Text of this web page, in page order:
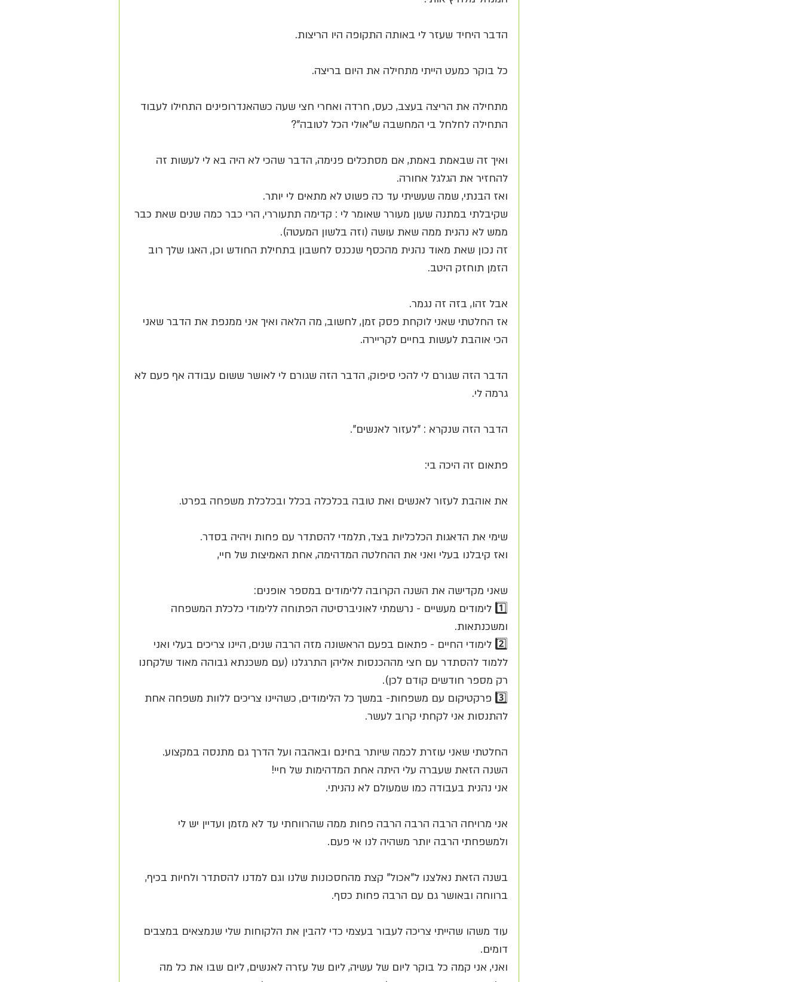
הדבר היחיד שעזר לי באותה התקופה היו הריצות.
כל בוקר כמעט הייתי מתחילה את היום בריצה.
מתחילה את הריצה בעצב, כעס, חרדה ואחרי חצי שעה כשהאנדרופינים התחילו לעבוד
התחילה לחלחל בי המחשבה ש"אולי הכל לטובה"?
ואיך זה שבאמת באמת, אם מסתכלים פנימה, הדבר שהכי לא היה בא לי לעשות זה
להחזיר את הגלגל אחורה.
ואז הבנתי, שמה שעשיתי עד כה פשוט לא מתאים לי יותר.
שקיבלתי במתנה שעון מעורר שאומר לי : קדימה תתעוררי, הרי כבר כמה שנים שאת כבר
ממש לא נהנית ממה שאת עושה (וזה בלשון המעטה).
זה נכון שאת מאוד נהנית מהכסף שנכנס לחשבון בתחילת החודש וכן, האגו שלך רוב
הזמן תוחזק היטב.
אבל זהו, בזה זה נגמר.
אז החלטתי שאני לוקחת פסק זמן, לחשוב, מה הלאה ואיך אני ממנפת את הדבר שאני
הכי אוהבת לעשות בחיים לקריירה.
הדבר הזה שגורם לי להכי סיפוק, הדבר הזה שגורם לי לאושר ששום עבודה אף פעם לא
גרמה לי.
הדבר הזה שנקרא : "לעזור לאנשים".
פתאום זה היכה בי:
את אוהבת לעזור לאנשים ואת טובה בכלכלה בכלל ובכלכלת משפחה בפרט.
שימי את הדאגות הכלכליות בצד, תלמדי להסתדר עם פחות ויהיה בסדר.
ואז קיבלנו בעלי ואני את ההחלטה המדהימה, אחת האמיצות של חיי,
שאני מקדישה את השנה הקרובה ללימודים במספר אופנים:
1️⃣️ לימודים מעשיים - נרשמתי לאוניברסיטה הפתוחה ללימודי כלכלת המשפחה
ומשכנתאות.
2️⃣️ לימודי החיים - פתאום בפעם הראשונה מזה הרבה שנים, היינו צריכים בעלי ואני
ללמוד להסתדר עם חצי מההכנסות אליהן התרגלנו (עם משכנתא גבוהה מאוד שלקחנו
רק מספר חודשים קודם לכן).
3️⃣️ פרקטיקום עם משפחות- במשך כל הלימודים, כשהיינו צריכים ללוות משפחה אחת
להתנסות אני לקחתי קרוב לעשר.
החלטתי שאני עוזרת לכמה שיותר בחינם ובאהבה ועל הדרך גם מתנסה במקצוע.
השנה הזאת שעברה עלי היתה אחת המדהימות של חיי!
אני נהנית בעבודה כמו שמעולם לא נהניתי.
אני מרויחה הרבה הרבה הרבה פחות ממה שהרווחתי עד לא מזמן ועדיין יש לי
ולמשפחתי הרבה יותר משהיה לנו אי פעם.
בשנה הזאת נאלצנו ל"אכול" קצת מהחסכונות שלנו וגם למדנו להסתדר ולחיות בכיף,
ברווחה ובאושר גם עם הרבה פחות כסף.
עוד משהו שהייתי צריכה לעבור בעצמי כדי להבין את הלקוחות שלי שנמצאים במצבים
דומים.
ואני, אני קמה כל בוקר ליום של עשיה, ליום של עזרה לאנשים, ליום שבו את כל מה